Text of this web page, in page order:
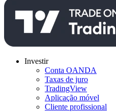
Investir
Conta OANDA
Taxas de juro
TradingView
Aplicação móvel
Cliente profissional